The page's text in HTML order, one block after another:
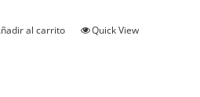
al carrito Quick View